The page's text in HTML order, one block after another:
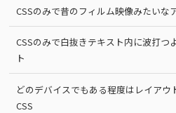
CSSのみで昔のフィルム映像みたいな
CSSのみで白抜きテキスト内に波打つ
ト
どのデバイスでもある程度はレイアウ
CSS